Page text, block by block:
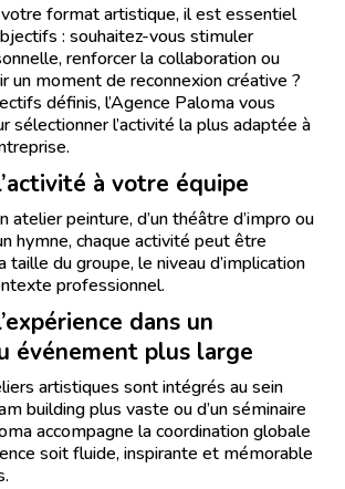
format artistique, il est essentiel
: souhaitez-vous stimuler
renforcer la collaboration ou
un moment de reconnexion créative ?
définis, l’Agence Paloma vous
sélectionner l’activité la plus adaptée à
à votre équipe
atelier peinture, d’un théâtre d’impro ou
hymne, chaque activité peut être
taille du groupe, le niveau d’implication
professionnel.
dans un
événement plus large
artistiques sont intégrés au sein
building plus vaste ou d’un séminaire
accompagne la coordination globale
soit fluide, inspirante et mémorable